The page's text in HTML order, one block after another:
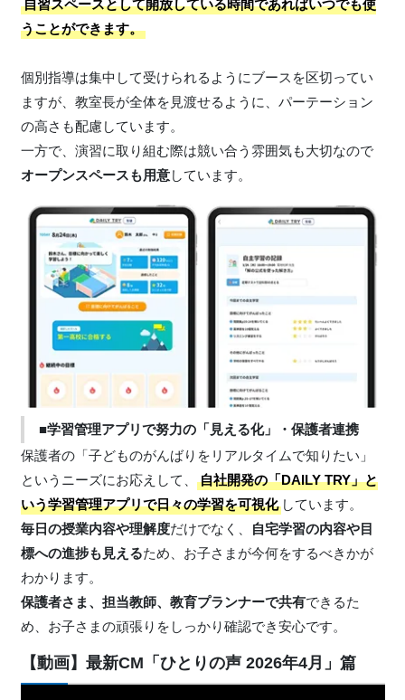
自習スペースとして開放している時間であればいつでも使
うことができます。
個別指導は集中して受けられるようにブースを区切ってい
ますが、教室長が全体を見渡せるように、パーテーション
の高さも配慮しています。
一方で、演習に取り組む際は競い合う雰囲気も大切なので
オープンスペースも用意しています。
■学習管理アプリで努力の「見える化」・保護者連携
保護者の「子どものがんばりをリアルタイムで知りたい」
というニーズにお応えして、
自社開発の「DAILY TRY」と
いう学習管理アプリで日々の学習を可視化しています。
毎日の授業内容や理解度だけでなく、
自宅学習の内容や目
標への進捗も見えるため、お子さまが今何をするべきかが
わかります。
保護者さま、担当教師、教育プランナーで共有できるた
め、お子さまの頑張りをしっかり確認でき安心です。
【動画】最新CM「ひとりの声 2026年4月」篇